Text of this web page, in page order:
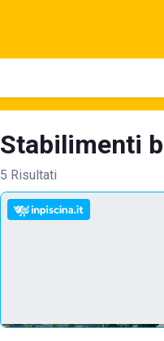
Stabilimenti
5 Risultati